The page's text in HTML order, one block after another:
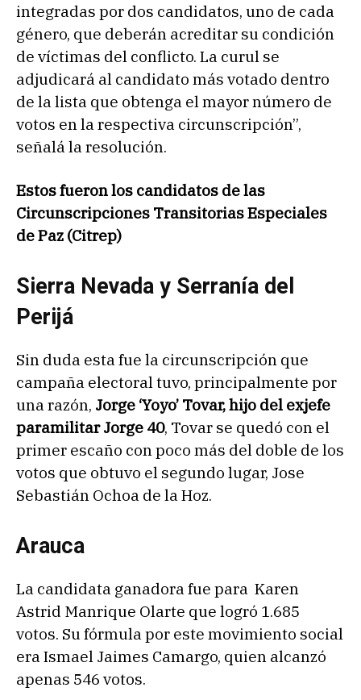
integradas por dos candidatos, uno de cada
género, que deberán acreditar su condición
de víctimas del conflicto. La curul se
adjudicará al candidato más votado dentro
de la lista que obtenga el mayor número de
votos en la respectiva circunscripción”,
señalá la resolución.
Estos fueron los candidatos de las
Circunscripciones Transitorias Especiales
de Paz (Citrep)
Sierra Nevada y Serranía del
Perijá
Sin duda esta fue la circunscripción que
campaña electoral tuvo, principalmente por
una razón, Jorge ‘Yoyo’ Tovar, hijo del exjefe
paramilitar Jorge 40, Tovar se quedó con el
primer escaño con poco más del doble de los
votos que obtuvo el segundo lugar, Jose
Sebastián Ochoa de la Hoz.
Arauca
La candidata ganadora fue para Karen
Astrid Manrique Olarte que logró 1.685
votos. Su fórmula por este movimiento social
era Ismael Jaimes Camargo, quien alcanzó
apenas 546 votos.